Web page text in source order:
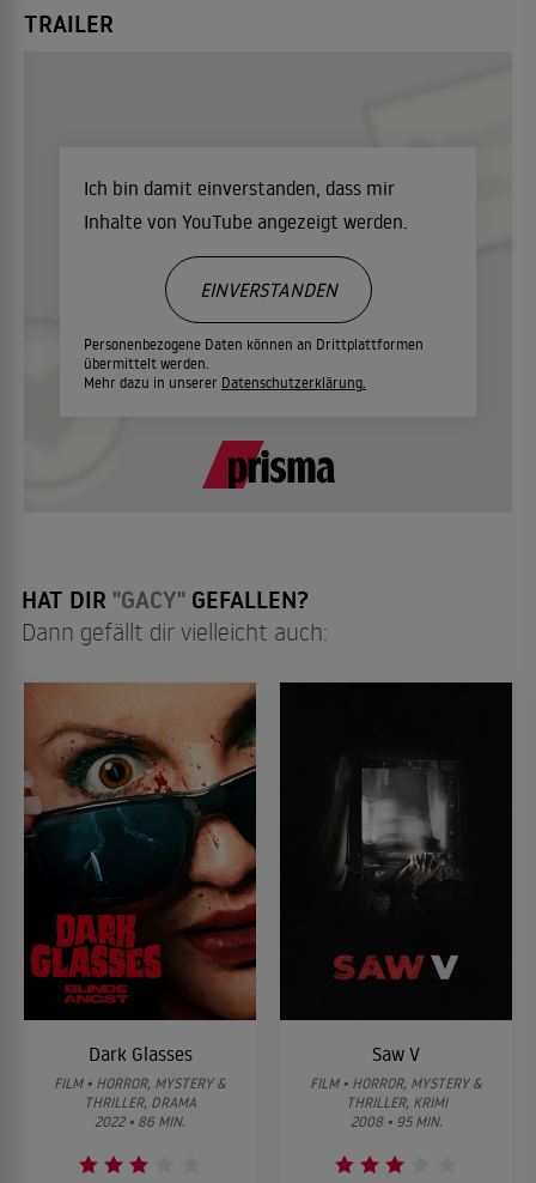
TRAILER
Ich bin damit einverstanden, dass mir
Inhalte von YouTube angezeigt werden.
Personenbezogene Daten können an Drittplattformen
übermittelt werden.
Mehr dazu in unserer Datenschutzerklärung.
EINVERSTANDEN
HAT DIR "GACY" GEFALLEN?
Dann gefällt dir vielleicht auch:
Dark Glasses
FILM • HORROR, MYSTERY &
THRILLER, DRAMA
2022 • 86 MIN.
Saw V
FILM • HORROR, MYSTERY &
THRILLER, KRIMI
2008 • 95 MIN.